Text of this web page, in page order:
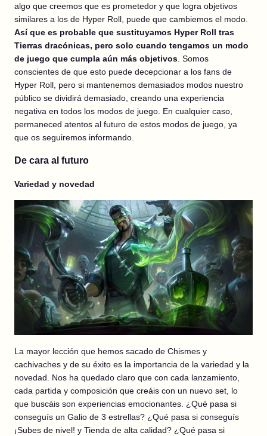
algo que creemos que es prometedor y que logra objetivos
similares a los de Hyper Roll, puede que cambiemos el modo.
Así que es probable que sustituyamos Hyper Roll tras
Tierras dracónicas, pero solo cuando tengamos un modo
de juego que cumpla aún más objetivos . Somos
conscientes de que esto puede decepcionar a los fans de
Hyper Roll, pero si mantenemos demasiados modos nuestro
público se dividirá demasiado, creando una experiencia
negativa en todos los modos de juego. En cualquier caso,
permaneced atentos al futuro de estos modos de juego, ya
que os seguiremos informando.
De cara al futuro
Variedad y novedad
La mayor lección que hemos sacado de Chismes y
cachivaches y de su éxito es la importancia de la variedad y la
novedad. Nos ha quedado claro que con cada lanzamiento,
cada partida y composición que creáis con un nuevo set, lo
que buscáis son experiencias emocionantes. ¿Qué pasa si
conseguís un Galio de 3 estrellas? ¿Qué pasa si conseguís
¡Subes de nivel! y Tienda de alta calidad? ¿Qué pasa si